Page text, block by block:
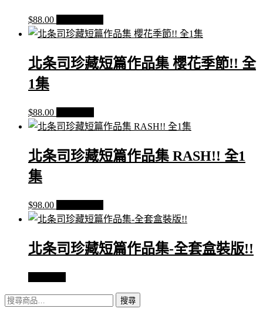
$88.00
北条司珍藏短篇作品集 櫻花季節!! 全
1集
$88.00
北条司珍藏短篇作品集 RASH!! 全1
集
$98.00
北条司珍藏短篇作品集-全套盒裝版!!
搜
搜尋